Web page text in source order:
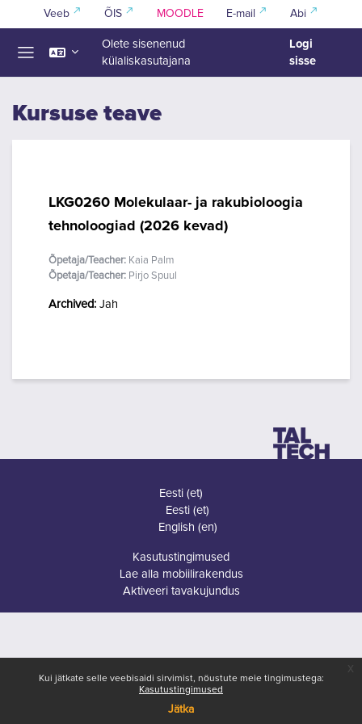
Jäta vahele peasisuni
Kui jätkate selle veebisaidi sirvimist, nõustute meie tingimustega:
Kasutustingimused
Jätka
Veeb ÕIS MOODLE E-mail Abi
Olete sisenenud
külaliskasutajana
Logi
sisse
Kursuse teave
LKG0260 Molekulaar- ja rakubioloogia
tehnoloogiad (2026 kevad)
Õpetaja/Teacher: Kaia Palm
Õpetaja/Teacher: Pirjo Spuul
Archived: Jah
Eesti ‎(et)‎
Eesti ‎(et)‎
English ‎(en)‎
Kasutustingimused
Lae alla mobiilirakendus
Aktiveeri tavakujundus